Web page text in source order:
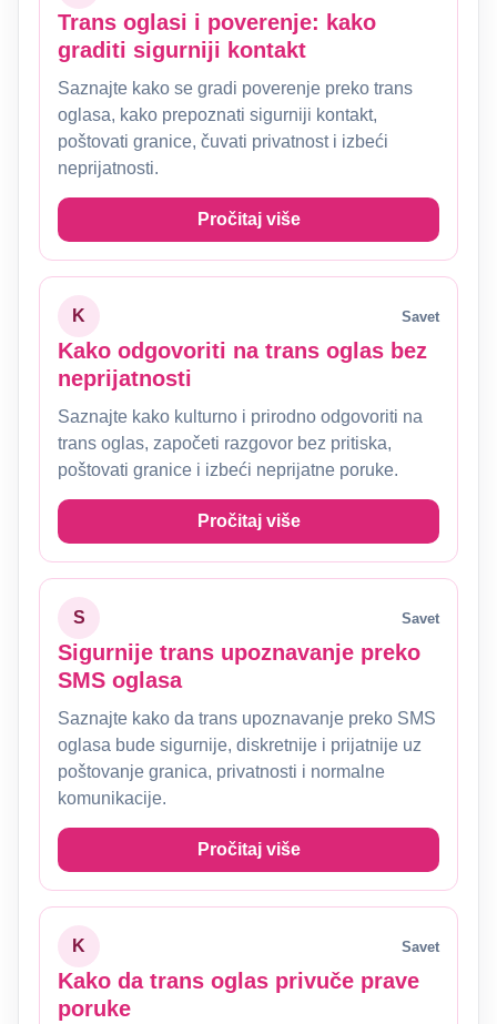
Trans oglasi i poverenje: kako
graditi sigurniji kontakt
Saznajte kako se gradi poverenje preko trans
oglasa, kako prepoznati sigurniji kontakt,
poštovati granice, čuvati privatnost i izbeći
neprijatnosti.
Pročitaj više
K Savet
Kako odgovoriti na trans oglas bez
neprijatnosti
Saznajte kako kulturno i prirodno odgovoriti na
trans oglas, započeti razgovor bez pritiska,
poštovati granice i izbeći neprijatne poruke.
Pročitaj više
S Savet
Sigurnije trans upoznavanje preko
SMS oglasa
Saznajte kako da trans upoznavanje preko SMS
oglasa bude sigurnije, diskretnije i prijatnije uz
poštovanje granica, privatnosti i normalne
komunikacije.
Pročitaj više
K Savet
Kako da trans oglas privuče prave
poruke